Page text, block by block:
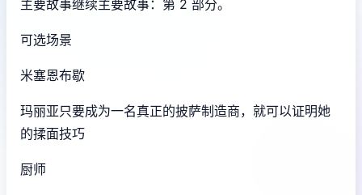
主要故事继续主要故事：第 2 部分。
可选场景
米塞恩布歇
玛丽亚只要成为一名真正的披萨制造商，就可以证明她
的揉面技巧
厨师